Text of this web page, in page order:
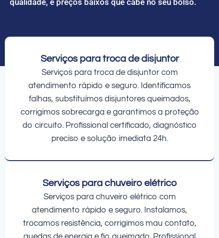
Serviços para troca de disjuntor
Serviços para troca de disjuntor com
atendimento rápido e seguro. Identificamos
falhas, substituímos disjuntores queimados,
corrigimos sobrecarga e garantimos a proteção
do circuito. Profissional certificado, diagnóstico
preciso e solução imediata 24h.
Serviços para chuveiro elétrico
Serviços para chuveiro elétrico com
atendimento rápido e seguro. Instalamos,
trocamos resistência, corrigimos mau contato,